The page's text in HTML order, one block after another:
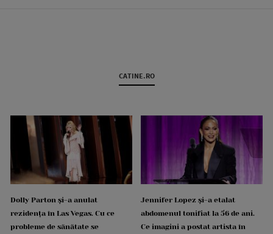
CATINE.RO
Dolly Parton și-a anulat
rezidența în Las Vegas. Cu ce
probleme de sănătate se
Jennifer Lopez și-a etalat
abdomenul tonifiat la 56 de ani.
Ce imagini a postat artista în